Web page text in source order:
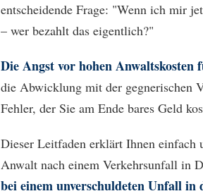
entscheidende Frage: "Wenn ich mir
– wer bezahlt das eigentlich?"
Die Angst vor hohen Anwaltskosten
die Abwicklung mit der gegnerischen
Fehler, der Sie am Ende bares Geld
Dieser Leitfaden erklärt Ihnen einfach
Anwalt nach einem Verkehrsunfall in
bei einem unverschuldeten Unfall